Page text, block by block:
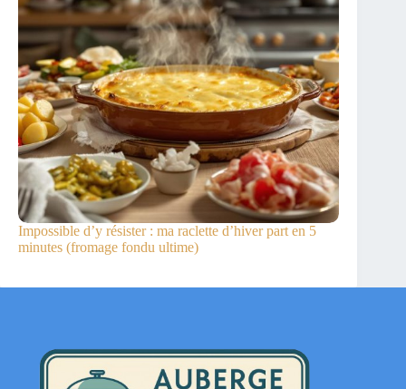
Impossible d’y résister : ma raclette d’hiver part en 5
minutes (fromage fondu ultime)